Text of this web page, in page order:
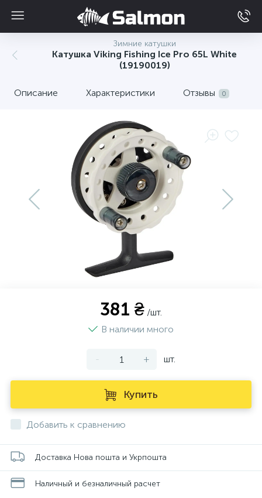
Зимние катушки
Катушка Viking Fishing Ice Pro 65L White
(19190019)
Описание Характеристики Отзывы 0
381 ₴ /шт.
В наличии много
- + шт.
Купить
Добавить к сравнению
Доставка Нова пошта и Укрпошта
Наличный и безналичный расчет